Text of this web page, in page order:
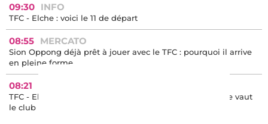
09:30 INFO
TFC - Elche : voici le 11 de départ
08:55 MERCATO
Sion Oppong déjà prêt à jouer avec le TFC : pourquoi il arrive
en pleine forme
08:21
TFC - Elche : mercato, nouveau coach, préparation… Que vaut
le club espagnol ?